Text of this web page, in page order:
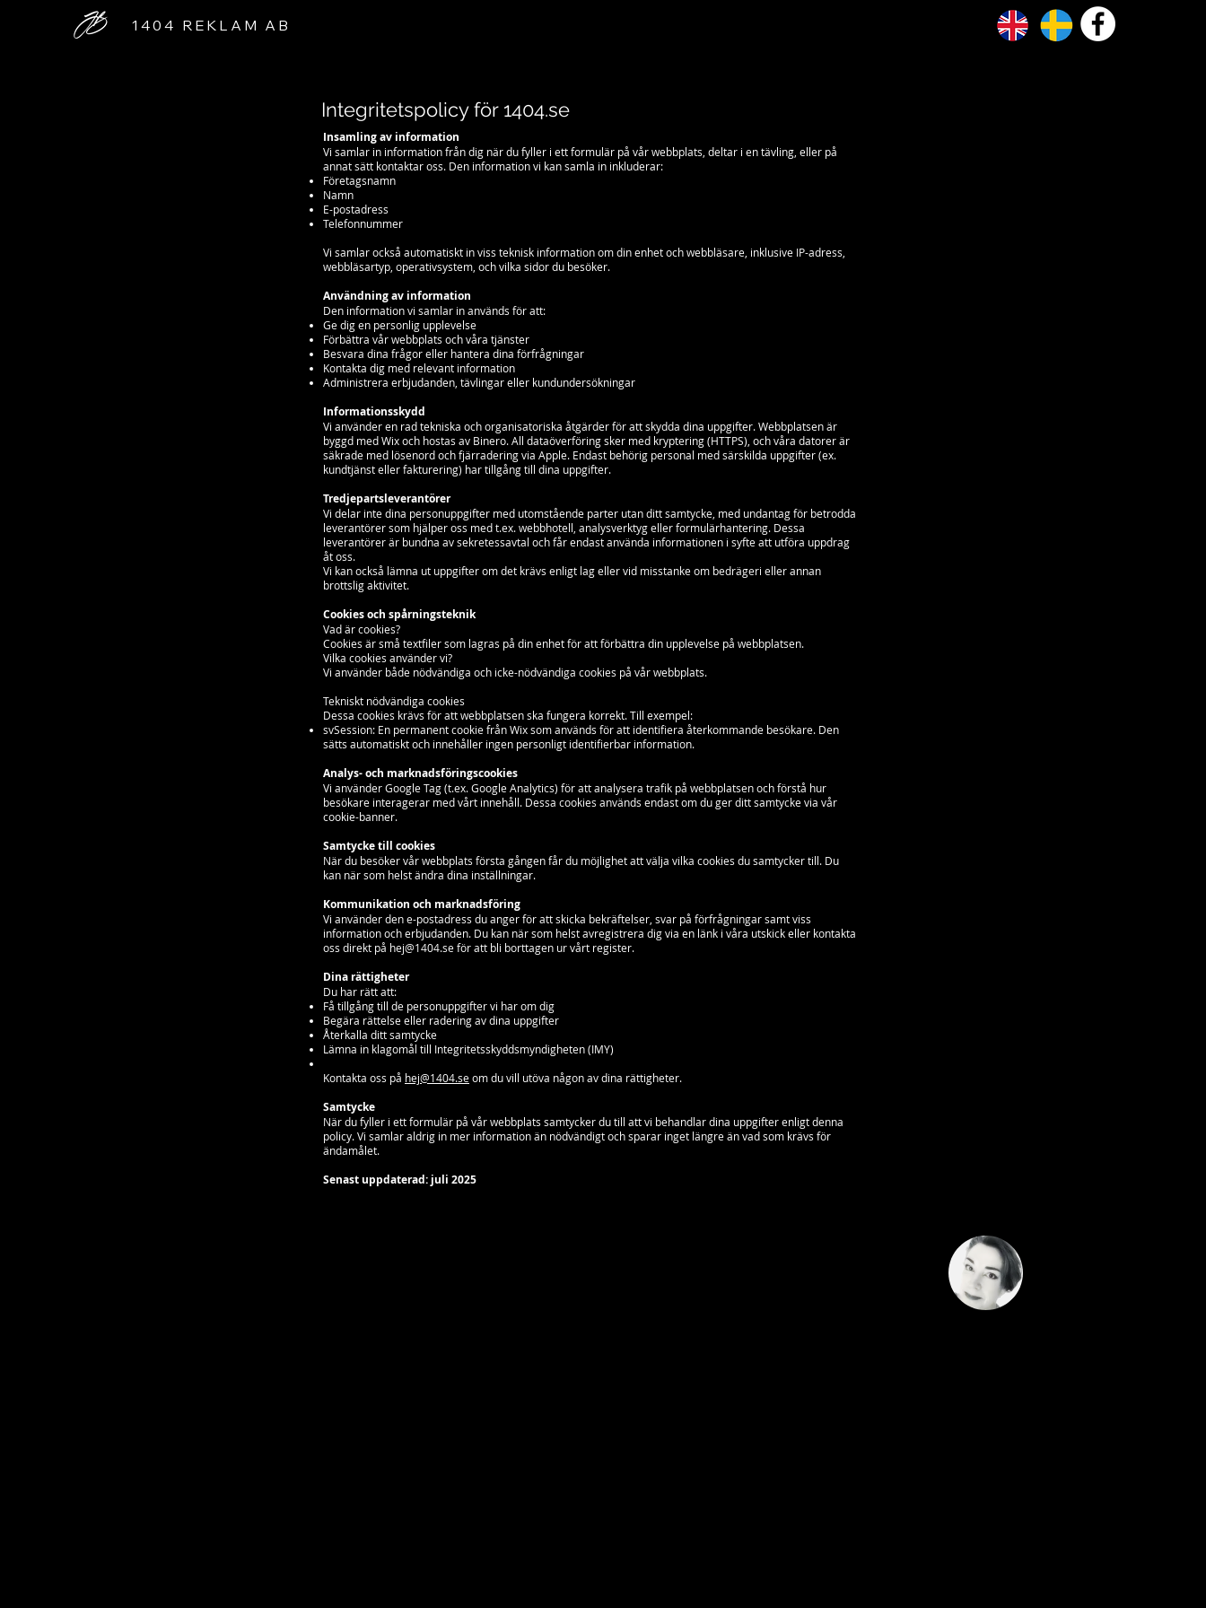
1404 REKLAM AB
Integritetspolicy för 1404.se
Insamling av information
Vi samlar in information från dig när du fyller i ett formulär på vår webbplats, deltar i en tävling, eller på
annat sätt kontaktar oss. Den information vi kan samla in inkluderar:
Företagsnamn
Namn
E-postadress
Telefonnummer
Vi samlar också automatiskt in viss teknisk information om din enhet och webbläsare, inklusive IP-adress,
webbläsartyp, operativsystem, och vilka sidor du besöker.
Användning av information
Den information vi samlar in används för att:
Ge dig en personlig upplevelse
Förbättra vår webbplats och våra tjänster
Besvara dina frågor eller hantera dina förfrågningar
Kontakta dig med relevant information
Administrera erbjudanden, tävlingar eller kundundersökningar
Informationsskydd
Vi använder en rad tekniska och organisatoriska åtgärder för att skydda dina uppgifter. Webbplatsen är
byggd med Wix och hostas av Binero. All dataöverföring sker med kryptering (HTTPS), och våra datorer är
säkrade med lösenord och fjärradering via Apple. Endast behörig personal med särskilda uppgifter (ex.
kundtjänst eller fakturering) har tillgång till dina uppgifter.
Tredjepartsleverantörer
Vi delar inte dina personuppgifter med utomstående parter utan ditt samtycke, med undantag för betrodda
leverantörer som hjälper oss med t.ex. webbhotell, analysverktyg eller formulärhantering. Dessa
leverantörer är bundna av sekretessavtal och får endast använda informationen i syfte att utföra uppdrag
åt oss.
Vi kan också lämna ut uppgifter om det krävs enligt lag eller vid misstanke om bedrägeri eller annan
brottslig aktivitet.
Cookies och spårningsteknik
Vad är cookies?
Cookies är små textfiler som lagras på din enhet för att förbättra din upplevelse på webbplatsen.
Vilka cookies använder vi?
Vi använder både nödvändiga och icke-nödvändiga cookies på vår webbplats.
Tekniskt nödvändiga cookies
Dessa cookies krävs för att webbplatsen ska fungera korrekt. Till exempel:
svSession: En permanent cookie från Wix som används för att identifiera återkommande besökare. Den
sätts automatiskt och innehåller ingen personligt identifierbar information.
Analys- och marknadsföringscookies
Vi använder Google Tag (t.ex. Google Analytics) för att analysera trafik på webbplatsen och förstå hur
besökare interagerar med vårt innehåll. Dessa cookies används endast om du ger ditt samtycke via vår
cookie-banner.
Samtycke till cookies
När du besöker vår webbplats första gången får du möjlighet att välja vilka cookies du samtycker till. Du
kan när som helst ändra dina inställningar.
Kommunikation och marknadsföring
Vi använder den e-postadress du anger för att skicka bekräftelser, svar på förfrågningar samt viss
information och erbjudanden. Du kan när som helst avregistrera dig via en länk i våra utskick eller kontakta
oss direkt på hej@1404.seför att bli borttagen ur vårt register.
Dina rättigheter
Du har rätt att:
Få tillgång till de personuppgifter vi har om dig
Begära rättelse eller radering av dina uppgifter
Återkalla ditt samtycke
Lämna in klagomål till Integritetsskyddsmyndigheten (IMY)
Kontakta oss på hej@1404.seom du vill utöva någon av dina rättigheter.
Samtycke
När du fyller i ett formulär på vår webbplats samtycker du till att vi behandlar dina uppgifter enligt denna
policy. Vi samlar aldrig in mer information än nödvändigt och sparar inget längre än vad som krävs för
ändamålet.
Senast uppdaterad: juli 2025